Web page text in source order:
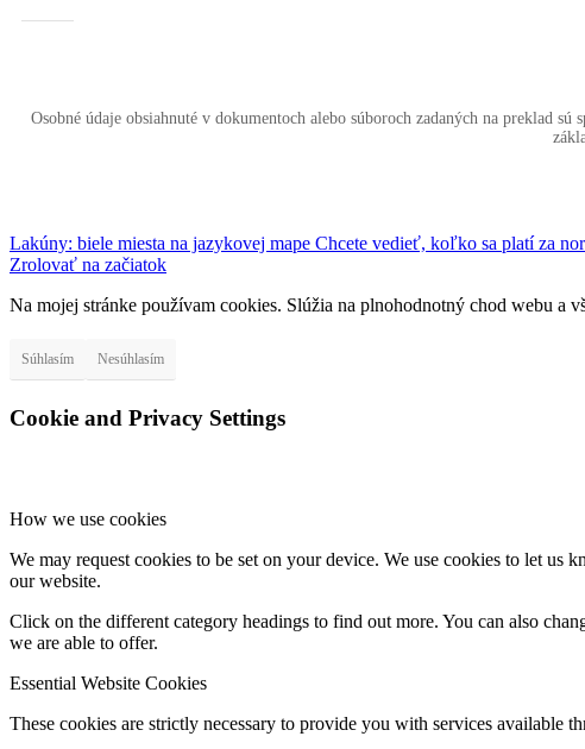
Osobné údaje obsiahnuté v dokumentoch alebo súboroch zadaných na preklad
Lakúny: biele miesta na jazykovej mape Chcete vedieť, koľko sa platí za
Zrolovať na začiatok
Na mojej stránke používam cookies. Slúžia na plnohodnotný chod webu
Súhlasím Nesúhlasím
Cookie and Privacy Settings
How we use cookies
We may request cookies to be set on your device. We use cookies to let
our website.
Click on the different category headings to find out more. You can also
we are able to offer.
Essential Website Cookies
These cookies are strictly necessary to provide you with services available